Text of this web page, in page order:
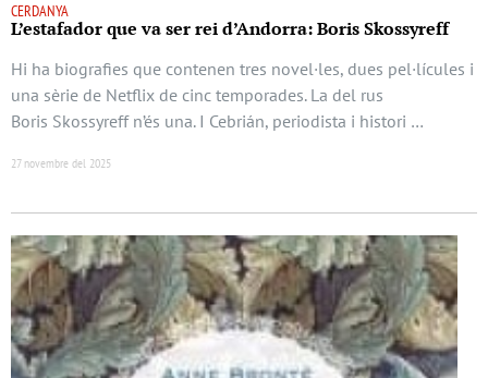
CERDANYA
L’estafador que va ser rei d’Andorra: Boris Skossyreff
Hi ha biografies que contenen tres novel·les, dues pel·lícules i
una sèrie de Netflix de cinc temporades. La del rus
Boris Skossyreff n’és una. I Cebrián, periodista i histori …
27 novembre del 2025